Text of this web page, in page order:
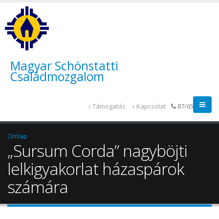
Magyar Schönstatti
Családmozgalom
Támogatás Kapcsolat 87/655-014
Címlap
„Sursum Corda” nagyböjti
lelkigyakorlat házaspárok
számára